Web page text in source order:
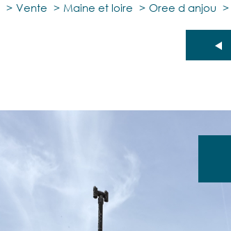
Vente Maine et loire Oree d anjou